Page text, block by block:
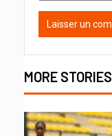
MORE STORIES